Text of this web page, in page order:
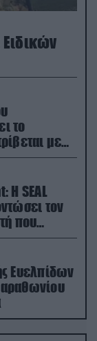
το
με
Η SEAL
τον
που
F-15
Ευελπίδων